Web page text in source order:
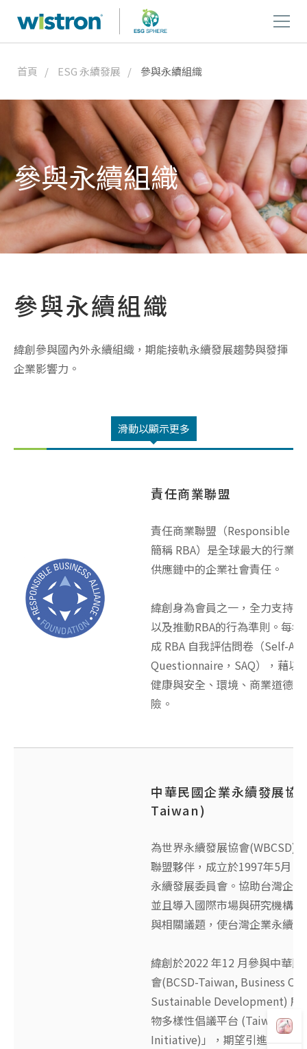
首頁 ESG 永續發展 參與永續組織
參與永續組織
參與永續組織
緯創參與國內外永續組織，期能接軌永續發展趨勢與發揮
企業影響力。
滑動以顯示更多
責任商業聯盟
責任商業聯盟（Responsible
簡稱 RBA）是全球最大的行業
供應鏈中的企業社會責任。
緯創身為會員之一，全力支持
以及推動RBA的行為準則。每
成 RBA 自我評估問卷（Self-
Questionnaire，SAQ），藉以
健康與安全、環境、商業道德
險。
中華民國企業永續發展協
Taiwan)
為世界永續發展協會(WBCSD)
聯盟夥伴，成立於1997年5月，
永續發展委員會。協助台灣企
並且導入國際市場與研究機構
與相關議題，使台灣企業永續
緯創於2022 年12 月參與中華
會(BCSD-Taiwan, Business
Sustainable Development) 所
物多樣性倡議平台 (Taiwan
Initiative)」，期望引進世界企